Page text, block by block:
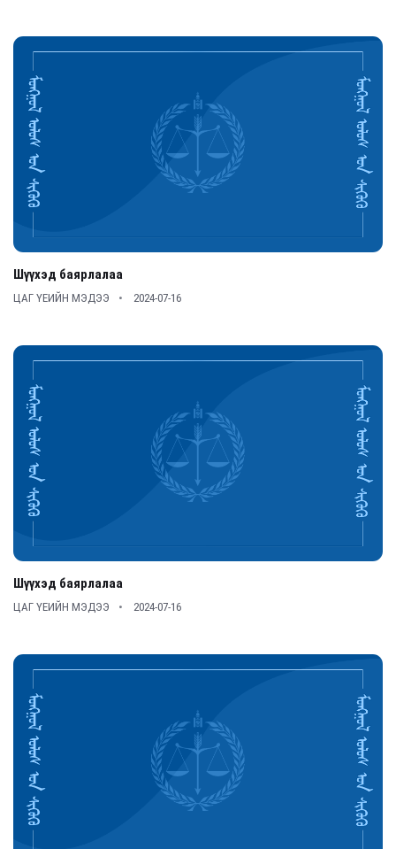
Шүүхэд баярлалаа
ЦАГ ҮЕИЙН МЭДЭЭ 2024-07-16
Шүүхэд баярлалаа
ЦАГ ҮЕИЙН МЭДЭЭ 2024-07-16